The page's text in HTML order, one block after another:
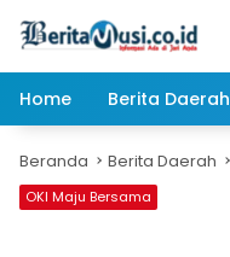
Home
Berita Daerah
Beranda Berita Daerah
OKI Maju Bersama